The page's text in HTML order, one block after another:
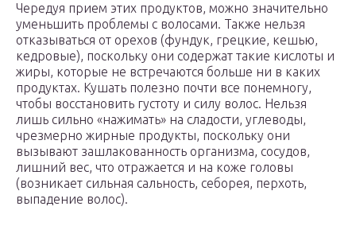
Чередуя прием этих продуктов, можно значительно
уменьшить проблемы с волосами. Также нельзя
отказываться от орехов (фундук, грецкие, кешью,
кедровые), поскольку они содержат такие кислоты и
жиры, которые не встречаются больше ни в каких
продуктах. Кушать полезно почти все понемногу,
чтобы восстановить густоту и силу волос. Нельзя
лишь сильно «нажимать» на сладости, углеводы,
чрезмерно жирные продукты, поскольку они
вызывают зашлакованность организма, сосудов,
лишний вес, что отражается и на коже головы
(возникает сильная сальность, себорея, перхоть,
выпадение волос).